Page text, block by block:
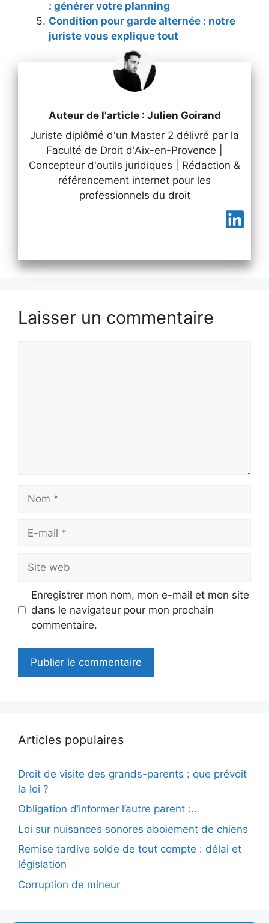
: générer votre planning
Condition pour garde alternée : notre
juriste vous explique tout
Auteur de l'article : Julien Goirand
Juriste diplômé d'un Master 2 délivré par la
Faculté de Droit d'Aix-en-Provence |
Concepteur d'outils juridiques | Rédaction &
référencement internet pour les
professionnels du droit
Laisser un commentaire
Nom
Site
web
Enregistrer mon nom, mon e-mail et mon site
dans le navigateur pour mon prochain
commentaire.
Articles populaires
Droit de visite des grands-parents : que prévoit
la loi ?
Obligation d’informer l’autre parent :…
Loi sur nuisances sonores aboiement de chiens
Remise tardive solde de tout compte : délai et
législation
Corruption de mineur